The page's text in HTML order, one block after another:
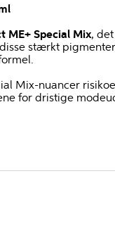
ME+ Special Mix,
stærkt
Mix-nuancer
for dristige